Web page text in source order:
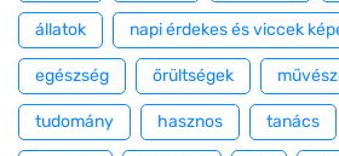
állatok napi érdekes és viccek
egészség őrültségek
tudomány hasznos tanács